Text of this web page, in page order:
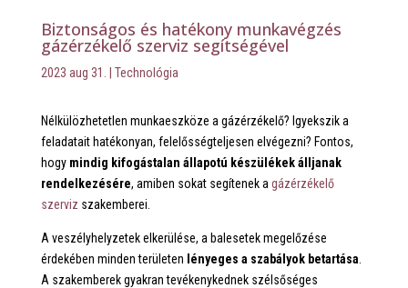
Biztonságos és hatékony munkavégzés
gázérzékelő szerviz segítségével
2023 aug 31. Technológia
Nélkülözhetetlen munkaeszköze a gázérzékelő? Igyekszik a
feladatait hatékonyan, felelősségteljesen elvégezni? Fontos,
hogy mindig kifogástalan állapotú készülékek álljanak
rendelkezésére, amiben sokat segítenek a gázérzékelő
szerviz szakemberei.
A veszélyhelyzetek elkerülése, a balesetek megelőzése
érdekében minden területen lényeges a szabályok betartása
A szakemberek gyakran tevékenykednek szélsőséges